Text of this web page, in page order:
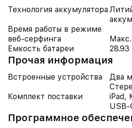
Технология аккумулятора
Время работы в режиме
веб-серфинга
Макс.
Емкость батареи
28.93
Прочая информация
Встроенные устройства
Два
Комплект поставки
iPad,
USB-
Программное